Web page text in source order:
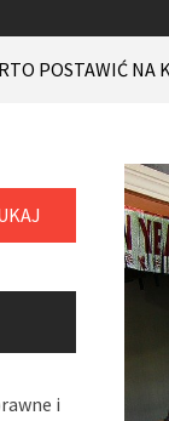
POSTAWIĆ NA
i